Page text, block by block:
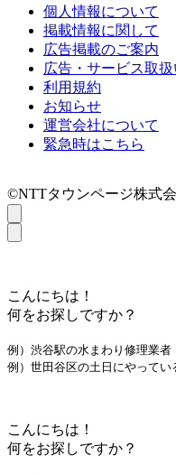
個人情報について
掲載情報に関して
広告掲載のご案内
広告・サービス取
利用規約
お知らせ
運営会社について
緊急時はこちら
©NTTタウンページ株式会
こんにちは！
何をお探しですか？
例）渋谷駅の水まわり修理業者
例）世田谷区の土日にやってい
こんにちは！
何をお探しですか？